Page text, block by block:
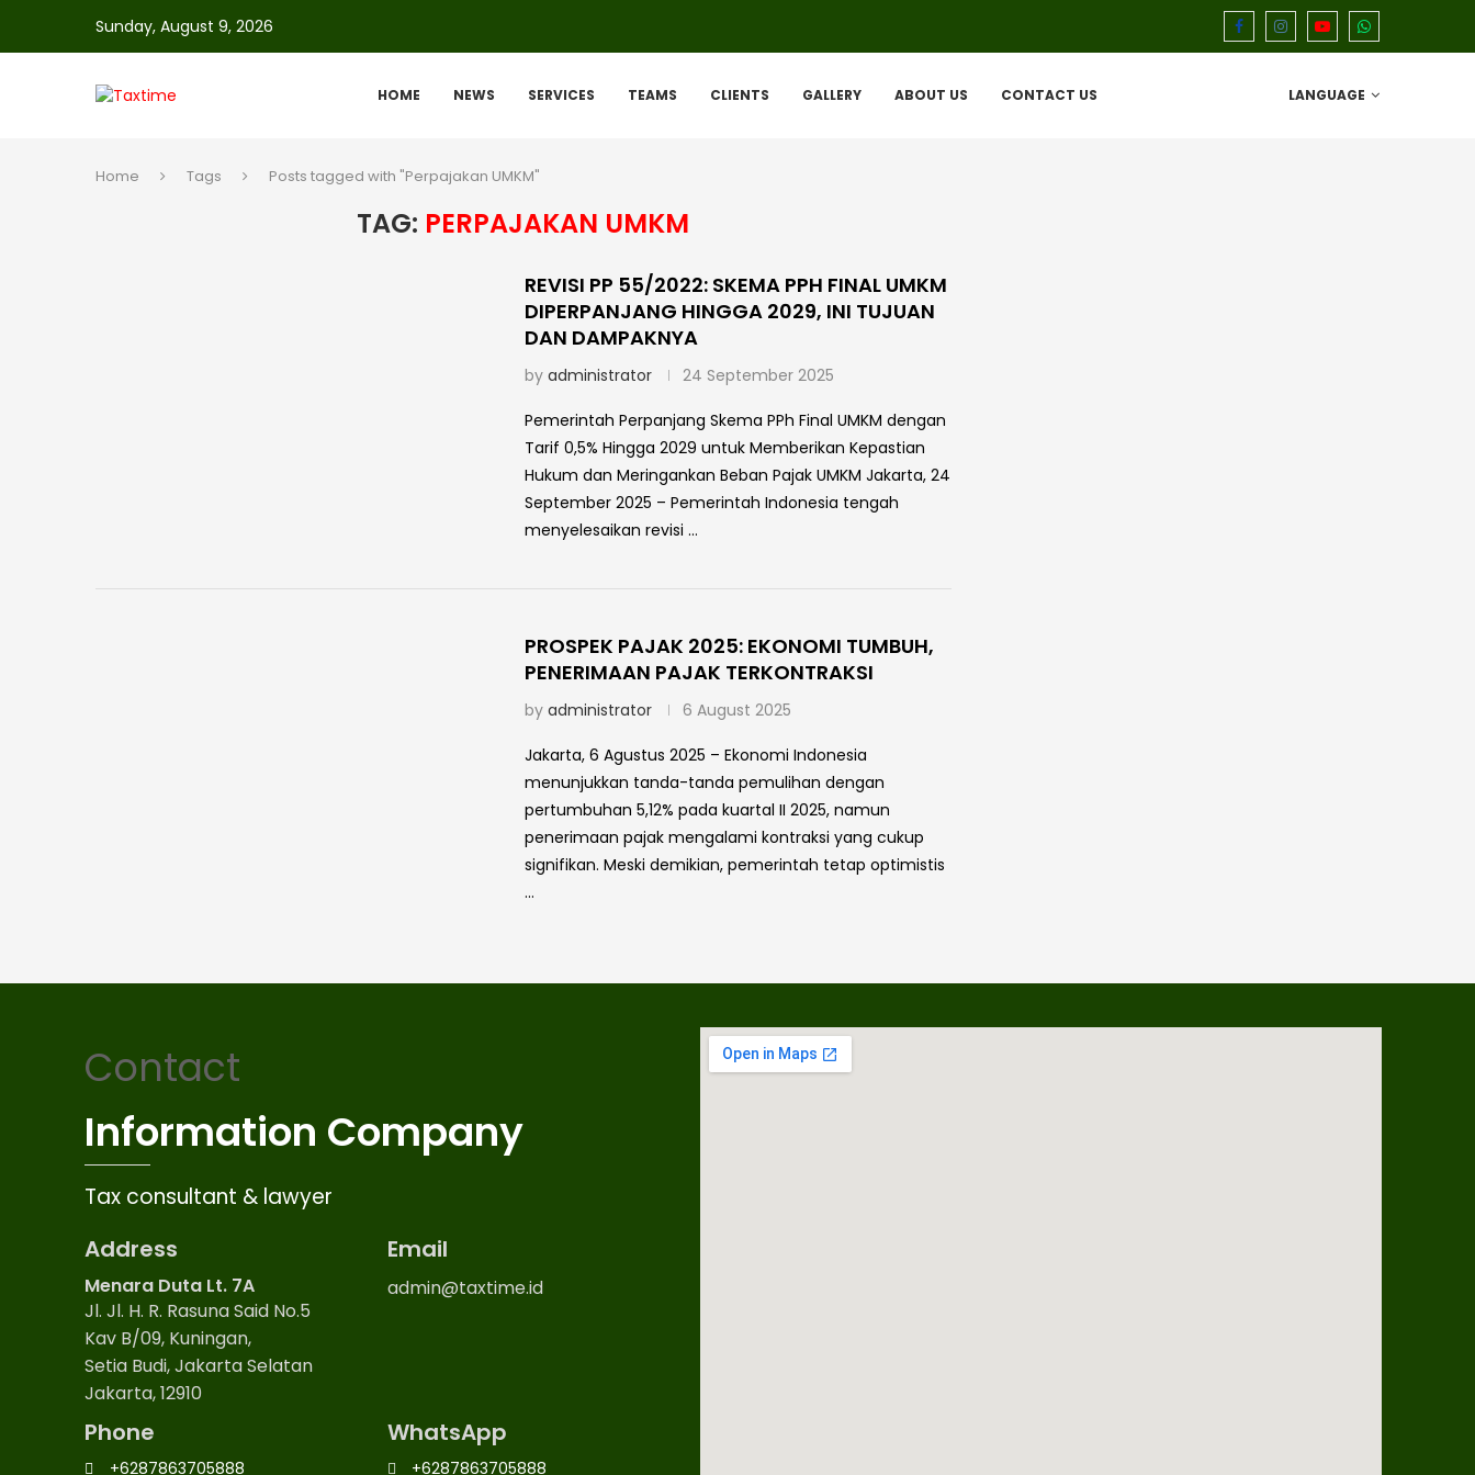
Sunday, August 9, 2026
HOME NEWS SERVICES TEAMS CLIENTS GALLERY ABOUT US CONTACT US LANGUAGE
Home Tags Posts tagged with "Perpajakan UMKM"
TAG: PERPAJAKAN UMKM
REVISI PP 55/2022: SKEMA PPH FINAL UMKM
DIPERPANJANG HINGGA 2029, INI TUJUAN
DAN DAMPAKNYA
by administrator 24 September 2025
Pemerintah Perpanjang Skema PPh Final UMKM dengan
Tarif 0,5% Hingga 2029 untuk Memberikan Kepastian
Hukum dan Meringankan Beban Pajak UMKM Jakarta, 24
September 2025 – Pemerintah Indonesia tengah
menyelesaikan revisi …
PROSPEK PAJAK 2025: EKONOMI TUMBUH,
PENERIMAAN PAJAK TERKONTRAKSI
by administrator 6 August 2025
Jakarta, 6 Agustus 2025 – Ekonomi Indonesia
menunjukkan tanda-tanda pemulihan dengan
pertumbuhan 5,12% pada kuartal II 2025, namun
penerimaan pajak mengalami kontraksi yang cukup
signifikan. Meski demikian, pemerintah tetap optimistis
…
Contact
Information Company
Tax consultant & lawyer
Address
Menara Duta Lt. 7A
Jl. Jl. H. R. Rasuna Said No.5
Kav B/09, Kuningan,
Setia Budi, Jakarta Selatan
Jakarta, 12910
Email
admin@taxtime.id
Phone
+6287863705888
WhatsApp
+6287863705888